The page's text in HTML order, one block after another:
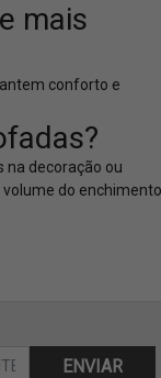
mais
conforto e
na decoração ou
do
ENVIAR